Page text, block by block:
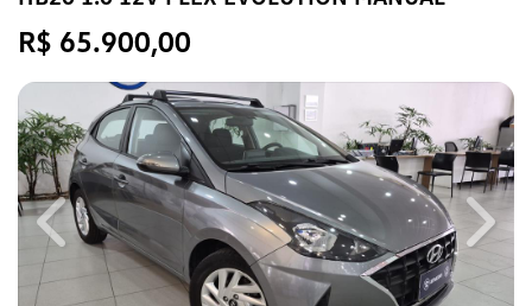
R$ 65.900,00
Previous Next